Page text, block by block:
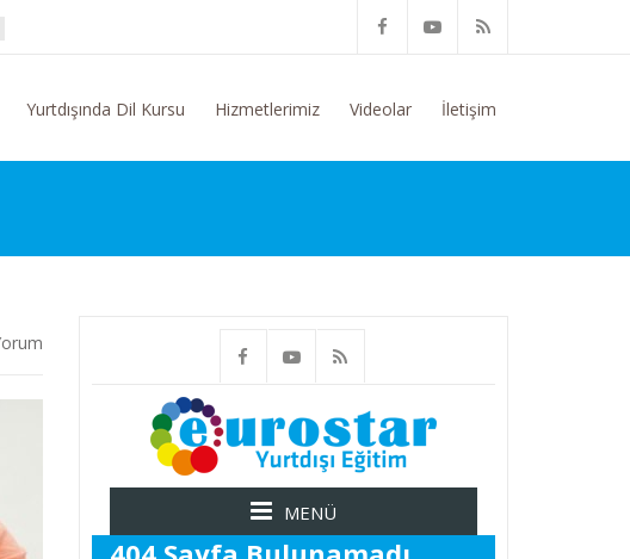
Yurtdışında Dil Kursu Hizmetlerimiz Videolar İletişim